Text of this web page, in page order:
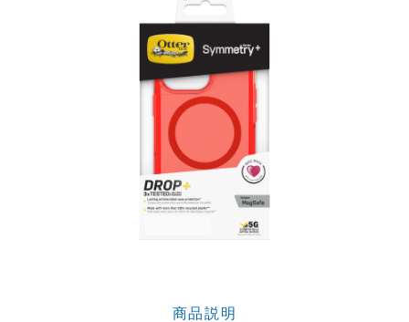
商品説明